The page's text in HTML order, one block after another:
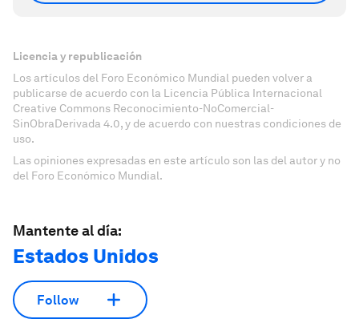
Licencia y republicación
Los artículos del Foro Económico Mundial pueden volver a
publicarse de acuerdo con la Licencia Pública Internacional
Creative Commons Reconocimiento-NoComercial-
SinObraDerivada 4.0, y de acuerdo con nuestras condiciones de
uso.
Las opiniones expresadas en este artículo son las del autor y no
del Foro Económico Mundial.
Mantente al día:
Estados Unidos
Follow